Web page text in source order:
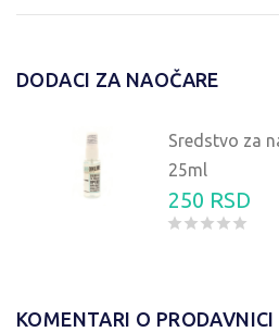
DODACI ZA NAOČARE
Sredstvo za
25ml
250 RSD
KOMENTARI O PRODAVNICI